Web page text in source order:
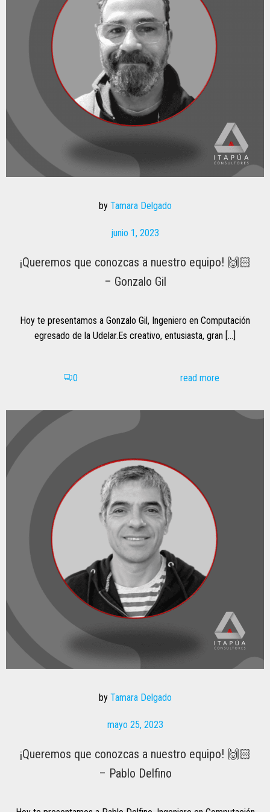
by Tamara Delgado
junio 1, 2023
¡Queremos que conozcas a nuestro equipo! 🙌🏻
– Gonzalo Gil
Hoy te presentamos a Gonzalo Gil, Ingeniero en Computación
egresado de la Udelar.Es creativo, entusiasta, gran […]
0 read more
by Tamara Delgado
mayo 25, 2023
¡Queremos que conozcas a nuestro equipo! 🙌🏻
– Pablo Delfino